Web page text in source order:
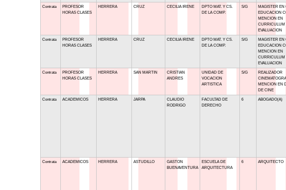
Contrata
PROFESOR
HORAS CLASES
HERRERA CRUZ CECILIA IRENE
DPTO MAT. Y CS.
DE LA COMP.
S/G
MAGISTER EN
EDUCACION
MENCION EN
CURRICULUM
EVALUACION
Contrata
PROFESOR
HORAS CLASES
HERRERA CRUZ CECILIA IRENE
DPTO MAT. Y CS.
DE LA COMP.
S/G
MAGISTER EN
EDUCACION
MENCION EN
CURRICULUM
EVALUACION
Contrata
PROFESOR
HORAS CLASES
HERRERA SAN MARTIN
CRISTIAN
ANDRES
UNIDAD DE
VOCACION
ARTISTICA
S/G
REALIZADOR
MENCION EN
DE CINE
Contrata ACADEMICOS HERRERA JARPA
CLAUDIO
RODRIGO
FACULTAD DE
DERECHO
6 ABOGADO(A)
Contrata ACADEMICOS HERRERA ASTUDILLO
GASTON
BUENAVENTURA
ESCUELA DE
ARQUITECTURA
6 ARQUITECTO